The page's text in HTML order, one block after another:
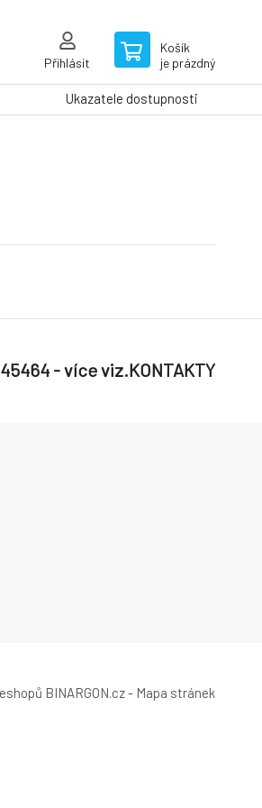
Přihlásit
Košík
je prázdný
Ukazatele dostupnosti
- více viz.KONTAKTY
BINARGON.cz- Mapa stránek